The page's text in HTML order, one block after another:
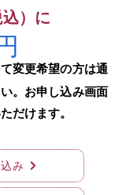
）に
変更希望の方は通
。お申し込み画面
だけます。
み